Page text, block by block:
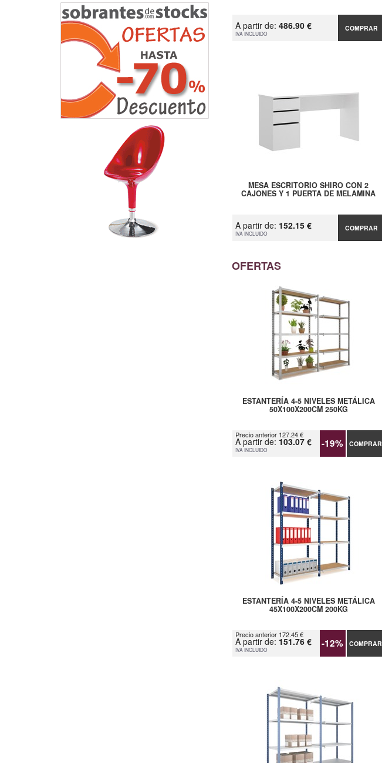
A partir de: 486.90 €
IVA INCLUIDO
COMPRAR
MESA ESCRITORIO SHIRO CON 2
CAJONES Y 1 PUERTA DE MELAMINA
A partir de: 152.15 €
IVA INCLUIDO
COMPRAR
OFERTAS
ESTANTERÍA 4-5 NIVELES METÁLICA
50X100X200CM 250KG
Precio anterior 127.24 €
A partir de: 103.07 €
IVA INCLUIDO -19% COMPRAR
ESTANTERÍA 4-5 NIVELES METÁLICA
45X100X200CM 200KG
Precio anterior 172.45 €
A partir de: 151.76 €
IVA INCLUIDO -12% COMPRAR